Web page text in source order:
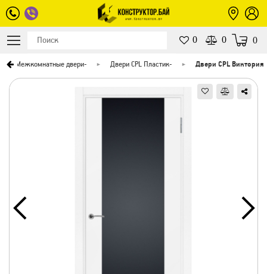
0 0 0
Межкомнатные двери- Двери CPL Пластик- Двери CPL Виктория